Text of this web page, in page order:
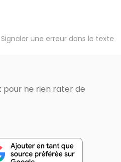
Signaler une erreur dans le texte
pour ne rien rater de